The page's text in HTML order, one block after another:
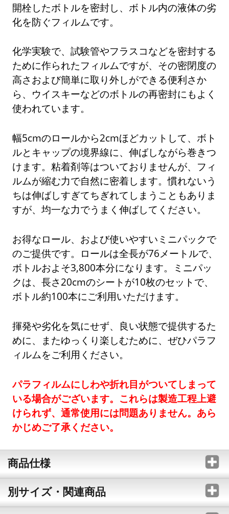
開栓したボトルを密封し、ボトル内の液体の劣
化を防ぐフィルムです。
化学実験で、試験管やフラスコなどを密封する
ために作られたフィルムですが、その密閉度の
高さおよび簡単に取り外しができる便利さか
ら、ウイスキーなどのボトルの再密封にもよく
使われています。
幅5cmのロールから2cmほどカットして、ボト
ルとキャップの境界線に、伸ばしながら巻きつ
けます。粘着剤等はついておりませんが、フィ
ルムが縮む力で自然に密着します。慣れないう
ちは伸ばしすぎてちぎれてしまうこともありま
すが、均一な力でうまく伸ばしてください。
お得なロール、および使いやすいミニパックで
のご提供です。ロールは全長が76メートルで、
ボトルおよそ3,800本分になります。ミニパッ
クは、長さ20cmのシートが10枚のセットで、
ボトル約100本にご利用いただけます。
揮発や劣化を気にせず、良い状態で提供するた
めに、またゆっくり楽しむために、ぜひパラフ
ィルムをご利用ください。
パラフィルムにしわや折れ目がついてしまって
いる場合がございます。これらは製造工程上避
けられず、通常使用には問題ありません。あら
かじめご了承ください。
商品仕様
別サイズ・関連商品